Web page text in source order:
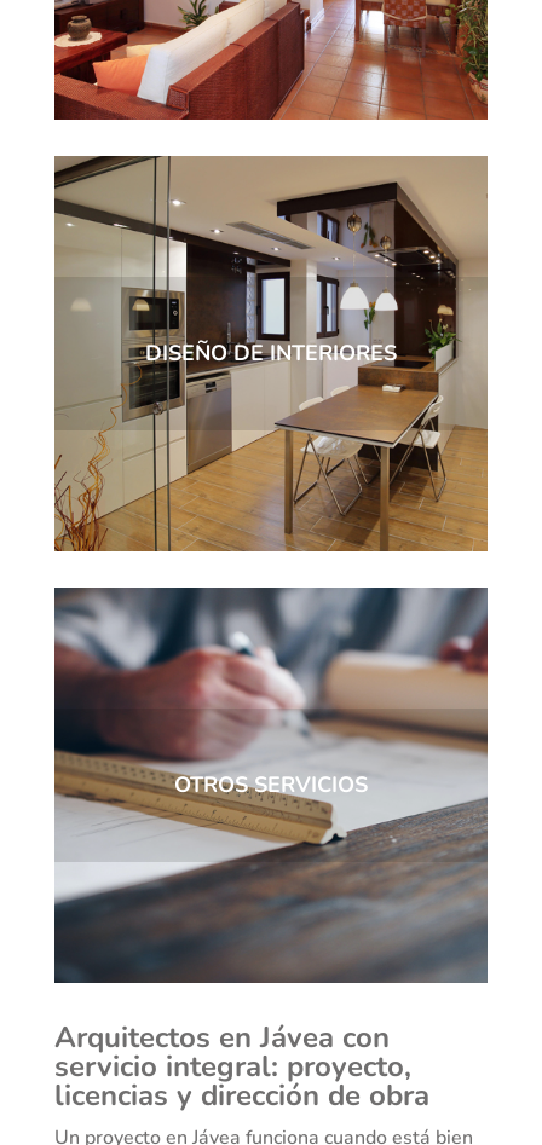
DISEÑO DE INTERIORES
OTROS SERVICIOS
Arquitectos en Jávea con
servicio integral: proyecto,
licencias y dirección de obra
Un proyecto en Jávea funciona cuando está bien